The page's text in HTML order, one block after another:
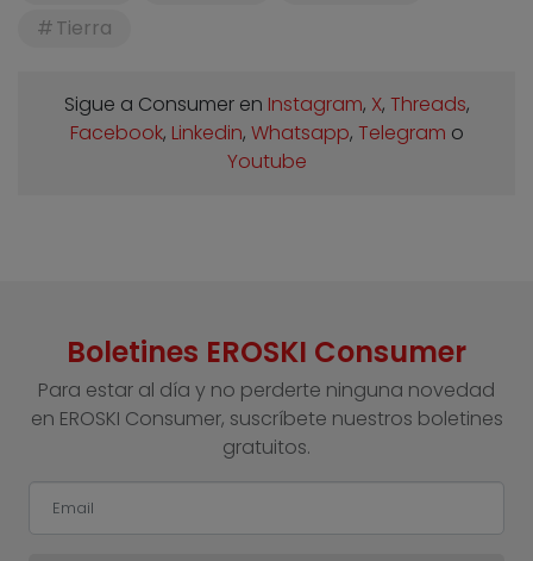
Tierra
Sigue a Consumer en Instagram, X, Threads,
Facebook, Linkedin, Whatsapp, Telegram o
Youtube
Boletines EROSKI Consumer
Para estar al día y no perderte ninguna novedad
en EROSKI Consumer, suscríbete nuestros boletines
gratuitos.